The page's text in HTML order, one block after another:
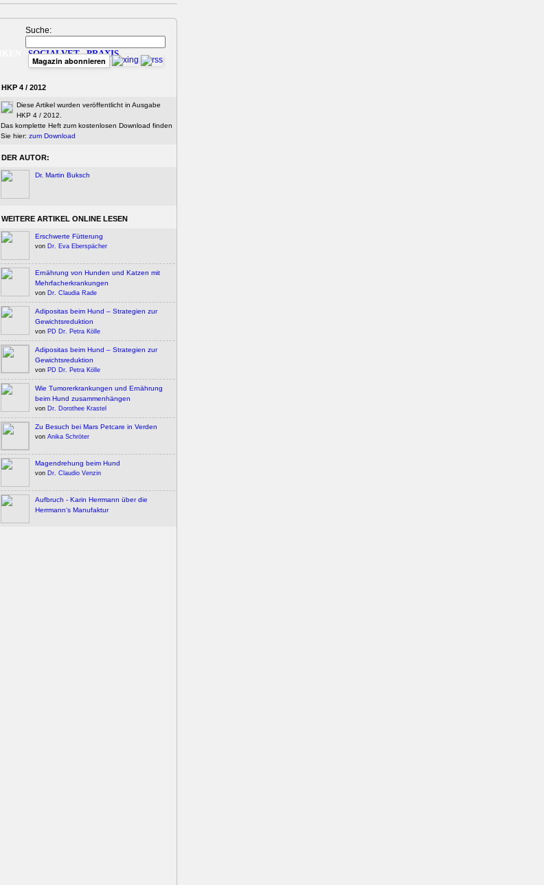
Suche:
Magazin abonnieren
SOCIALVET PRAXIS
HKP 4 / 2012
Diese Artikel wurden veröffentlicht in Ausgabe
HKP 4 / 2012.
Das komplette Heft zum kostenlosen Download finden
Sie hier: zum Download
DER AUTOR:
Dr. Martin Buksch
WEITERE ARTIKEL ONLINE LESEN
Erschwerte Fütterung
von Dr. Eva Eberspächer
Ernährung von Hunden und Katzen mit
Mehrfacherkrankungen
von Dr. Claudia Rade
Adipositas beim Hund – Strategien zur
Gewichtsreduktion
von PD Dr. Petra Kölle
Adipositas beim Hund – Strategien zur
Gewichtsreduktion
von PD Dr. Petra Kölle
Wie Tumorerkrankungen und Ernährung
beim Hund zusammenhängen
von Dr. Dorothee Krastel
Zu Besuch bei Mars Petcare in Verden
von Anika Schröter
Magendrehung beim Hund
von Dr. Claudio Venzin
Aufbruch - Karin Herrmann über die
Herrmann‘s Manufaktur